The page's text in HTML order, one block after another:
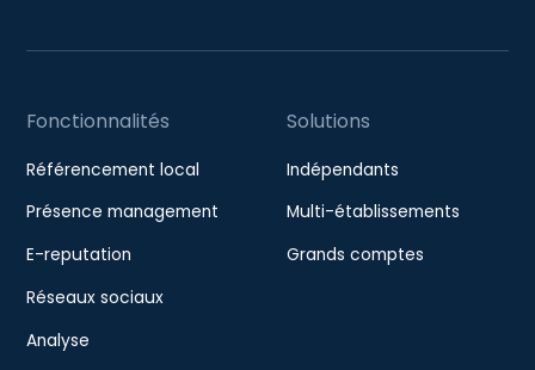
Fonctionnalités
Référencement local
Présence management
E-reputation
Réseaux sociaux
Analyse
Solutions
Indépendants
Multi-établissements
Grands comptes